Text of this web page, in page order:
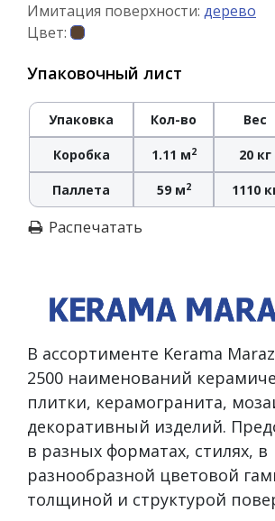
Имитация поверхности: дерево
Цвет:
Упаковочный лист
Упаковка Кол-во Вес
Коробка 1.11 м2 20 кг
Паллета 59 м2 1110
Распечатать
В ассортименте Kerama
2500 наименований
плитки, керамогранита,
декоративный изделий.
в разных форматах, стилях, в
разнообразной цветовой
толщиной и структурой